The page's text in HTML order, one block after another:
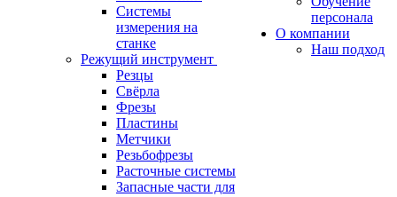
Системы
измерения на
станке
Режущий инструмент
Резцы
Свёрла
Фрезы
Пластины
Метчики
Резьбофрезы
Расточные системы
Запасные части для
персонала
О компании
Наш подход